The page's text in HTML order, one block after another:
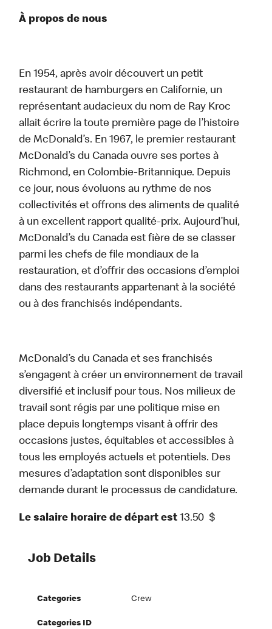
À propos de nous
En 1954, après avoir découvert un petit
restaurant de hamburgers en Californie, un
représentant audacieux du nom de Ray Kroc
allait écrire la toute première page de l’histoire
de McDonald’s. En 1967, le premier restaurant
McDonald’s du Canada ouvre ses portes à
Richmond, en Colombie-Britannique. Depuis
ce jour, nous évoluons au rythme de nos
collectivités et offrons des aliments de qualité
à un excellent rapport qualité-prix. Aujourd’hui,
McDonald’s du Canada est fière de se classer
parmi les chefs de file mondiaux de la
restauration, et d’offrir des occasions d’emploi
dans des restaurants appartenant à la société
ou à des franchisés indépendants.
McDonald’s du Canada et ses franchisés
s’engagent à créer un environnement de travail
diversifié et inclusif pour tous. Nos milieux de
travail sont régis par une politique mise en
place depuis longtemps visant à offrir des
occasions justes, équitables et accessibles à
tous les employés actuels et potentiels. Des
mesures d’adaptation sont disponibles sur
demande durant le processus de candidature.
Le salaire horaire de départ est 13.50 $
Job Details
Categories Crew
Categories ID